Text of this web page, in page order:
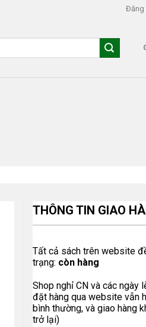
Đăng
THÔNG TIN GIAO
Tất cả sách trên website
trạng: còn hàng
Shop nghỉ CN và các ngày
đặt hàng qua website vẫn
bình thường, và giao hàng
trở lại)